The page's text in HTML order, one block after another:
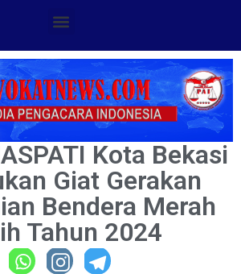
Kota Bekasi
Giat Gerakan
Bendera Merah
Tahun 2024